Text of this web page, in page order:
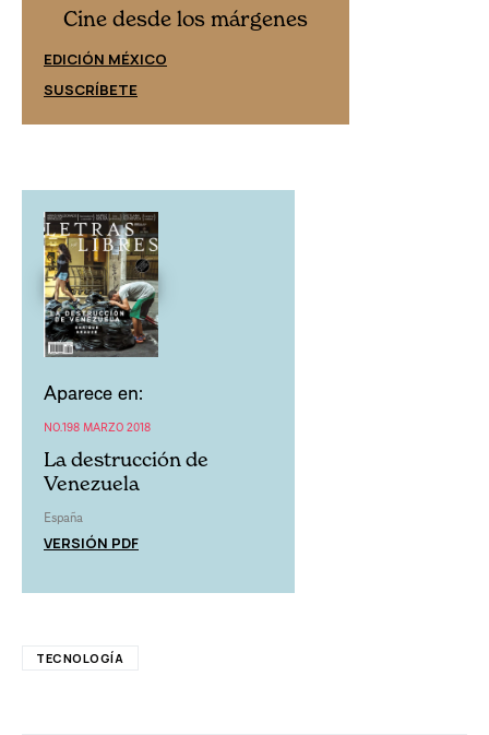
Cine desde los márgenes
EDICIÓN MÉXICO
SUSCRÍBETE
Aparece en:
NO.198 MARZO 2018
La destrucción de
Venezuela
España
VERSIÓN PDF
TECNOLOGÍA